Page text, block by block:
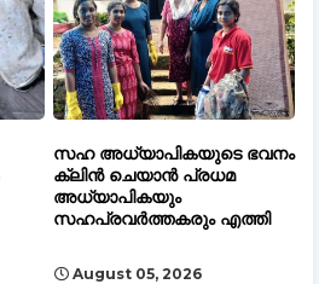
സഹ അധ്യാപികയുടെ ഭവനം
ക്ലിൻ ചെയാൻ പ്രധമ
അധ്യാപികയും
സഹപ്രവർത്തകരും എത്തി
August 05, 2026